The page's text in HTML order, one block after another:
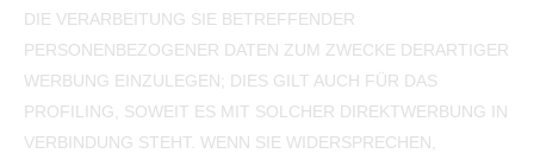
DIE VERARBEITUNG SIE BETREFFENDER
PERSONENBEZOGENER DATEN ZUM ZWECKE DERARTIGER
WERBUNG EINZULEGEN; DIES GILT AUCH FÜR DAS
PROFILING, SOWEIT ES MIT SOLCHER DIREKTWERBUNG IN
VERBINDUNG STEHT. WENN SIE WIDERSPRECHEN,